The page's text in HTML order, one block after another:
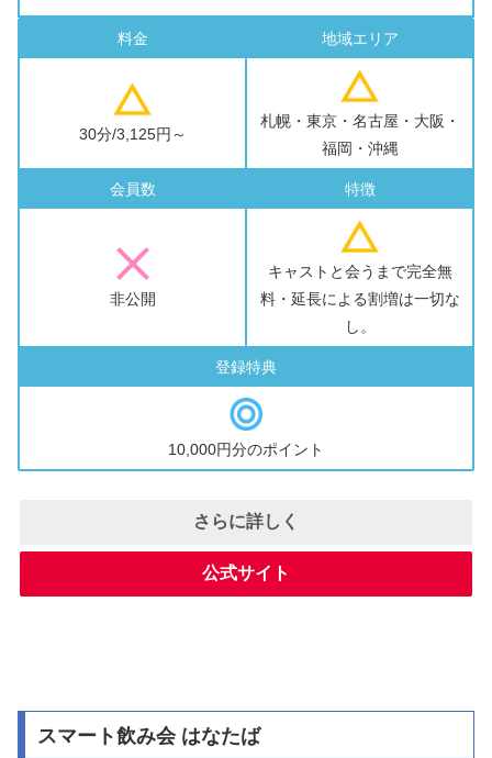
料金
30分/3,125円～
地域エリア
札幌・東京・名古屋・大阪・
福岡・沖縄
会員数
非公開
特徴
キャストと会うまで完全無
料・延長による割増は一切な
し。
登録特典
10,000円分のポイント
さらに詳しく
公式サイト
スマート飲み会 はなたば